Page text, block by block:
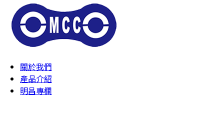
關於我們
產品介紹
明昌專欄